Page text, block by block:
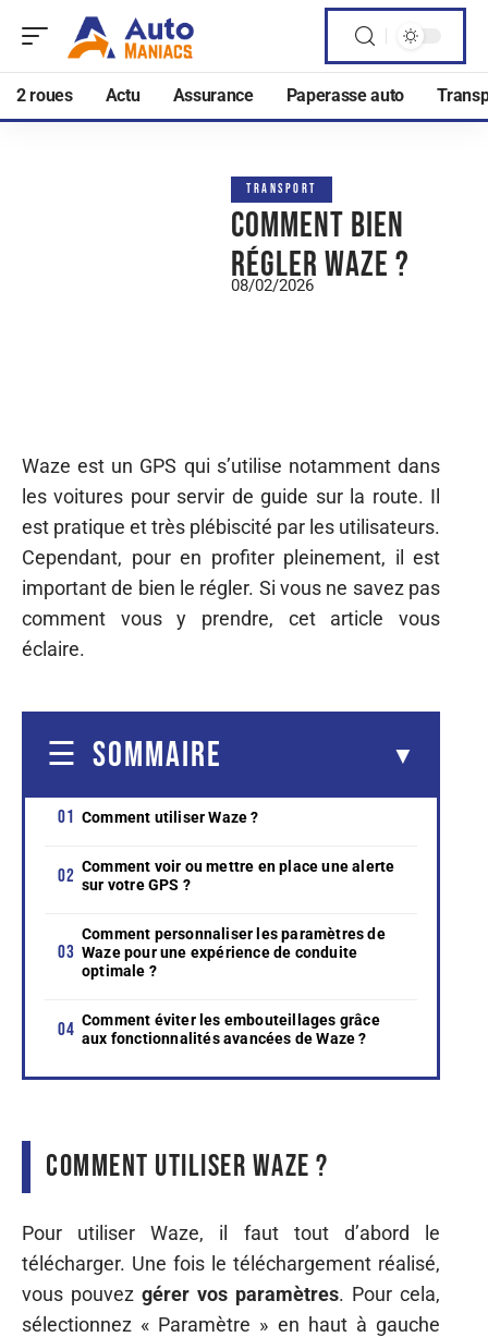
2 roues Actu Assurance Paperasse auto
TRANSPORT
Comment bien
régler Waze ?
08/02/2026
Waze est un GPS qui s’utilise notamment dans
les voitures pour servir de guide sur la route. Il
est pratique et très plébiscité par les utilisateurs.
Cependant, pour en profiter pleinement, il est
important de bien le régler. Si vous ne savez pas
comment vous y prendre, cet article vous
éclaire.
SOMMAIRE
Comment utiliser Waze ?
Comment voir ou mettre en place une alerte
sur votre GPS ?
Comment personnaliser les paramètres de
Waze pour une expérience de conduite
optimale ?
Comment éviter les embouteillages grâce
aux fonctionnalités avancées de Waze ?
Comment utiliser Waze ?
Pour utiliser Waze, il faut tout d’abord le
télécharger. Une fois le téléchargement réalisé,
vous pouvez gérer vos paramètres. Pour cela,
sélectionnez « Paramètre » en haut à gauche